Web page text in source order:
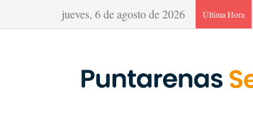
jueves, 6 de agosto de 2026 Última Hora